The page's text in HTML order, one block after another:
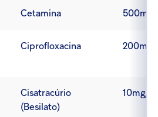
Cetamina 500mg/
Ciprofloxacina 200mg/
Cisatracúrio
(Besilato)
10mg/